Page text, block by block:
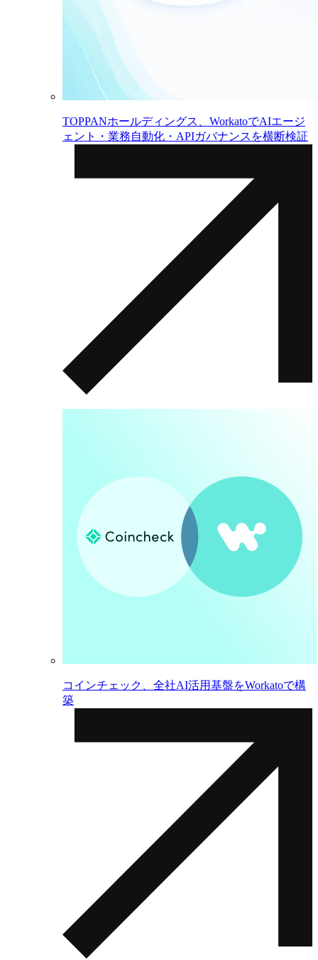
TOPPANホールディングス、WorkatoでAIエージ
ェント・業務自動化・APIガバナンスを横断検証
コインチェック、全社AI活用基盤をWorkatoで構
築